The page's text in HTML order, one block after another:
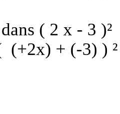
dans ( 2 x - 3 )²
(+2x) + (-3) ) ²